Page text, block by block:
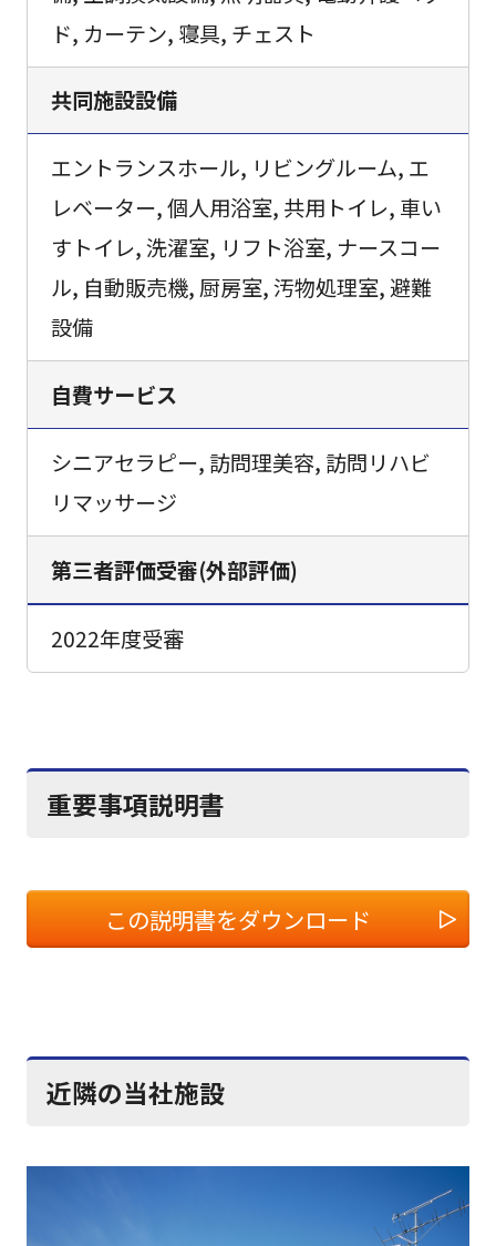
ド, カーテン, 寝具, チェスト
共同施設設備
エントランスホール, リビングルーム, エ
レベーター, 個人用浴室, 共用トイレ, 車い
すトイレ, 洗濯室, リフト浴室, ナースコー
ル, 自動販売機, 厨房室, 汚物処理室, 避難
設備
自費サービス
シニアセラピー, 訪問理美容, 訪問リハビ
リマッサージ
第三者評価受審(外部評価)
2022年度受審
重要事項説明書
この説明書をダウンロード
近隣の当社施設